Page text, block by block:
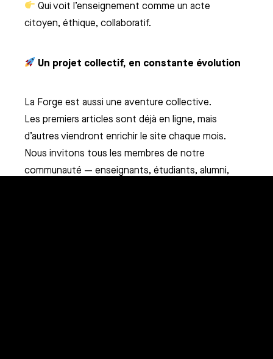
- ENGHIEN-LES-BAINS
un campus
scolarité
parallèles
une candidature
nous ?
DES ÉTUDIANTS D'ARTFX
DE FIN D'ÉTUDES
ET JEUX DE NOS
Qui voit l’enseignement comme un acte
citoyen, éthique, collaboratif.
Un projet collectif, en constante évolution
La Forge est aussi une aventure collective.
Les premiers articles sont déjà en ligne, mais
d’autres viendront enrichir le site chaque mois.
Nous invitons tous les membres de notre
communauté — enseignants, étudiants, alumni,